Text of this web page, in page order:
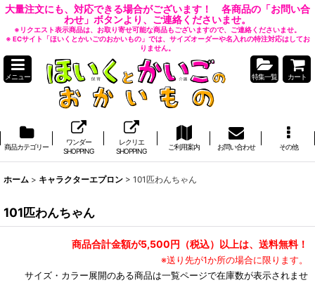
大量注文にも、対応できる場合がございます！ 各商品の「お問い合
わせ」ボタンより、ご連絡くださいませ。
※リクエスト表示商品は、お取り寄せ可能な商品もございますので、ご連絡くださいませ。
※ ECサイト「ほいくとかいごのおかいもの」では、サイズオーダーや名入れの特注対応はしてお
りません。
メニュー 特集一覧 カート
商品カテゴリー
ワンダー
SHOPPING
レクリエ
SHOPPING
ご利用案内 お問い合わせ その他
ホーム > キャラクターエプロン > 101匹わんちゃん
101匹わんちゃん
商品合計金額が5,500円（税込）以上は、送料無料！
※送り先が1か所の場合に限ります。
サイズ・カラー展開のある商品は一覧ページで在庫数が表示されませ